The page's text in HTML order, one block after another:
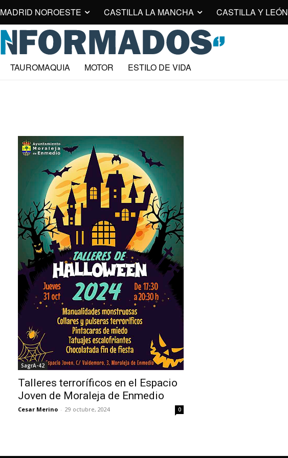
MADRID NOROESTE CASTILLA LA MANCHA CASTILLA Y LEÓN
TAUROMAQUIA MOTOR ESTILO DE VIDA
SagrA-42
Talleres terroríficos en el Espacio
Joven de Moraleja de Enmedio
Cesar Merino - 29 octubre, 2024 0